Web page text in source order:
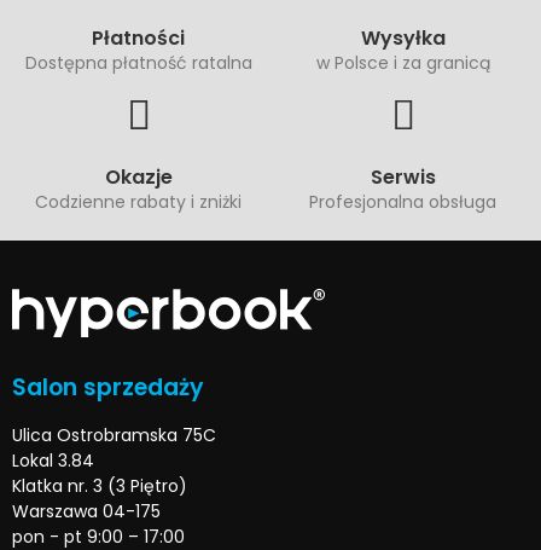
Płatności
Dostępna płatność ratalna
Wysyłka
w Polsce i za granicą
Okazje
Codzienne rabaty i zniżki
Serwis
Profesjonalna obsługa
Salon sprzedaży
Ulica Ostrobramska 75C
Lokal 3.84
Klatka nr. 3 (3 Piętro)
Warszawa 04-175
pon - pt 9:00 – 17:00